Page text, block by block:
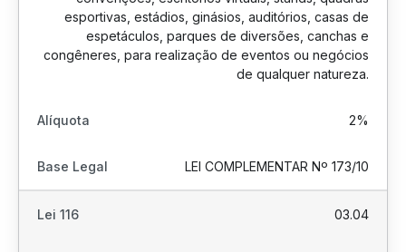
esportivas, estádios, ginásios, auditórios, casas de
espetáculos, parques de diversões, canchas e
congêneres, para realização de eventos ou negócios
de qualquer natureza.
2%
LEI COMPLEMENTAR Nº 173/10
03.04